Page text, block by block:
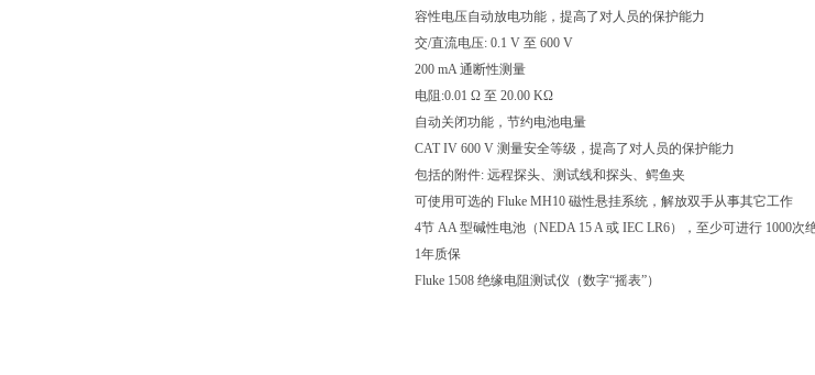
容性电压自动放电功能，提高了对人员的保护能力
交/直流电压: 0.1 V 至 600 V
200 mA 通断性测量
电阻:0.01 Ω 至 20.00 KΩ
自动关闭功能，节约电池电量
CAT IV 600 V 测量安全等级，提高了对人员的保护能力
包括的附件: 远程探头、测试线和探头、鳄鱼夹
可使用可选的 Fluke MH10 磁性悬挂系统，解放双手从事其它工作
4节 AA 型碱性电池（NEDA 15 A 或 IEC LR6），至少可进行 1000次
1年质保
Fluke 1508 绝缘电阻测试仪（数字“摇表”）